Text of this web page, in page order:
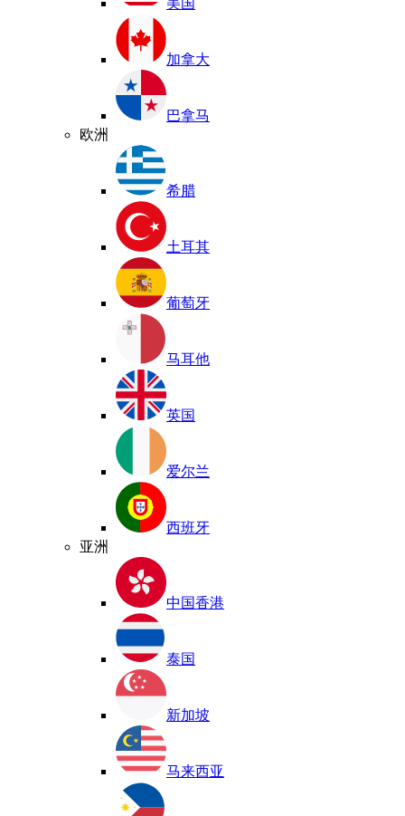
美国
加拿大
巴拿马
欧洲
希腊
土耳其
葡萄牙
马耳他
英国
爱尔兰
西班牙
亚洲
中国香港
泰国
新加坡
马来西亚